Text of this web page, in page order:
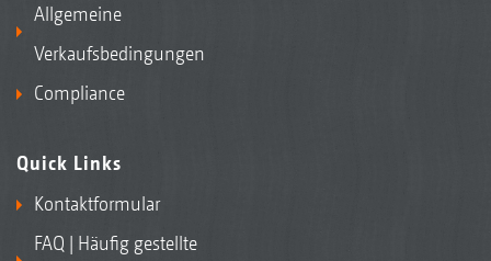
Allgemeine
Verkaufsbedingungen
Compliance
Quick Links
Kontaktformular
FAQ | Häufig gestellte